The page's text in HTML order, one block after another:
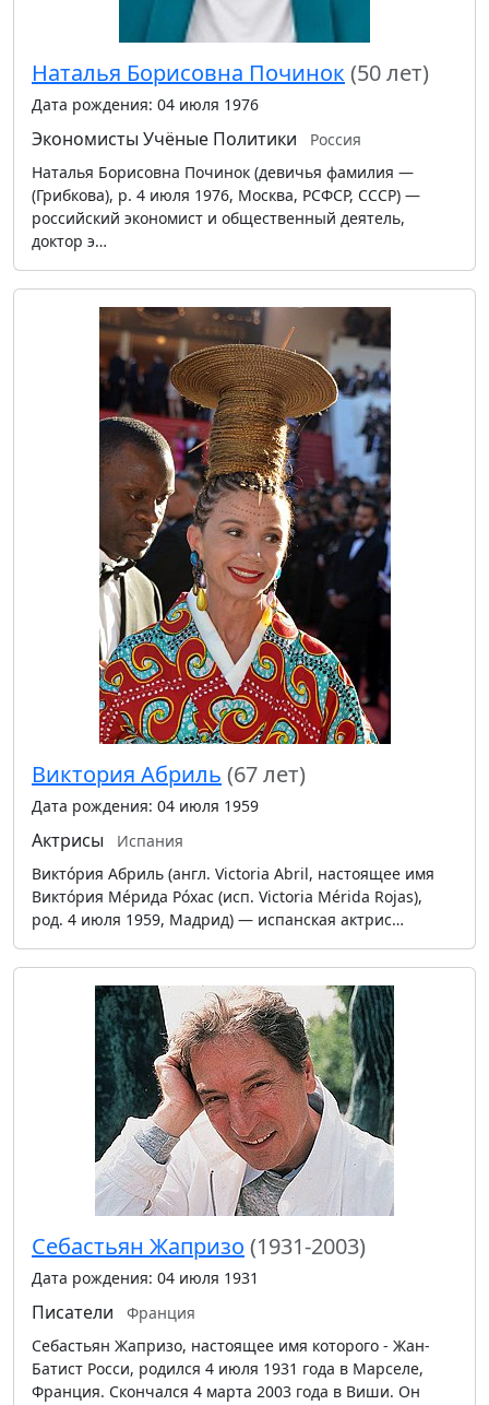
Наталья Борисовна Починок (50 лет)
Дата рождения: 04 июля 1976
Экономисты Учёные Политики
Россия
Наталья Борисовна Починок (девичья фамилия —
(Грибкова), р. 4 июля 1976, Москва, РСФСР, СССР) —
российский экономист и общественный деятель,
доктор э…
Виктория Абриль (67 лет)
Дата рождения: 04 июля 1959
Актрисы
Испания
Виктóрия Абриль (англ. Victoria Abril, настоящее имя
Виктóрия Мéрида Рóхас (исп. Victoria Mérida Rojas),
род. 4 июля 1959, Мадрид) — испанская актрис…
Себастьян Жапризо (1931-2003)
Дата рождения: 04 июля 1931
Писатели
Франция
Себастьян Жапризо, настоящее имя которого - Жан-
Батист Росси, родился 4 июля 1931 года в Марселе,
Франция. Скончался 4 марта 2003 года в Виши. Он